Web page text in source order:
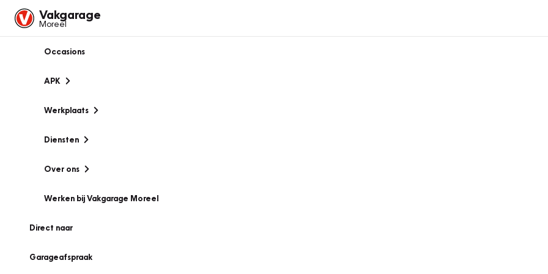
Vakgarage
Moreel
Occasions
APK
Werkplaats
Diensten
Over ons
Werken bij Vakgarage Moreel
Direct naar
Garageafspraak